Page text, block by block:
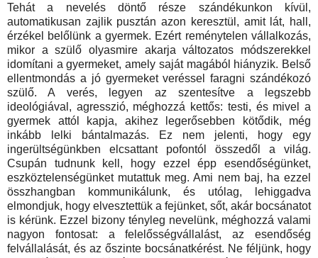
Tehát a nevelés döntő része szándékunkon kívül,
automatikusan zajlik pusztán azon keresztül, amit lát, hall,
érzékel belőlünk a gyermek. Ezért reménytelen vállalkozás,
mikor a szülő olyasmire akarja változatos módszerekkel
idomítani a gyermeket, amely saját magából hiányzik. Belső
ellentmondás a jó gyermeket veréssel faragni szándékozó
szülő. A verés, legyen az szentesítve a legszebb
ideológiával, agresszió, méghozzá kettős: testi, és mivel a
gyermek attól kapja, akihez legerősebben kötődik, még
inkább lelki bántalmazás. Ez nem jelenti, hogy egy
ingerültségünkben elcsattant pofontól összedől a világ.
Csupán tudnunk kell, hogy ezzel épp esendőségünket,
eszköztelenségünket mutattuk meg. Ami nem baj, ha ezzel
összhangban kommunikálunk, és utólag, lehiggadva
elmondjuk, hogy elvesztettük a fejünket, sőt, akár bocsánatot
is kérünk. Ezzel bizony tényleg nevelünk, méghozzá valami
nagyon fontosat: a felelősségvállalást, az esendőség
felvállalását, és az őszinte bocsánatkérést. Ne féljünk, hogy